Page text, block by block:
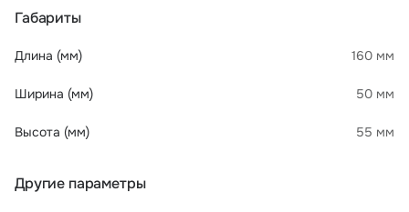
Габариты
Длина (мм) 160 мм
Ширина (мм) 50 мм
Высота (мм) 55 мм
Другие параметры